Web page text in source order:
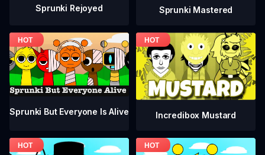
Sprunki Rejoyed Sprunki Mastered
Sprunki But Everyone Is Alive Incredibox Mustard